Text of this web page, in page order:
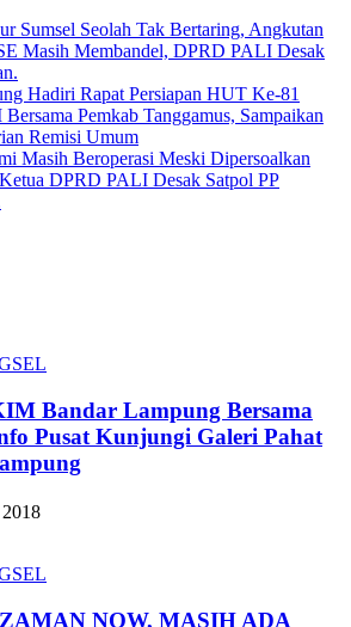
Sumsel Seolah Tak Bertaring, Angkutan
Masih Membandel, DPRD PALI Desak
Hadiri Rapat Persiapan HUT Ke-81
Pemkab Tanggamus, Sampaikan
Remisi Umum
Masih Beroperasi Meski Dipersoalkan
DPRD PALI Desak Satpol PP
Bandar Lampung Bersama
Pusat Kunjungi Galeri Pahat
NOW, MASIH ADA